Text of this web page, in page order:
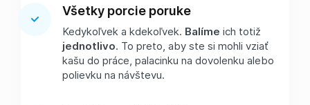
Všetky porcie poruke
Kedykoľvek a kdekoľvek. Balíme ich totiž
jednotlivo. To preto, aby ste si mohli vziať
kašu do práce, palacinku na dovolenku alebo
polievku na návštevu.